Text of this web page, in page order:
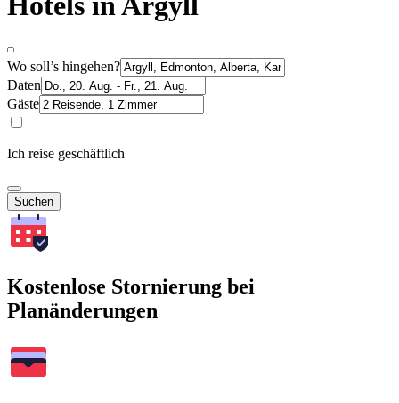
Wo soll’s hingehen?
Daten
Gäste
Ich reise geschäftlich
Suchen
Kostenlose Stornierung bei
Planänderungen